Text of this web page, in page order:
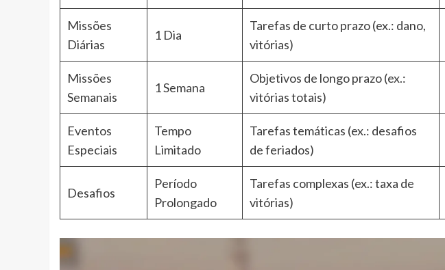
Missões
Diárias
1 Dia
Tarefas de curto prazo (ex.: dano,
vitórias)
Missões
Semanais
1 Semana
Objetivos de longo prazo (ex.:
vitórias totais)
Eventos
Especiais
Tempo
Limitado
Tarefas temáticas (ex.: desafios
de feriados)
Desafios
Período
Prolongado
Tarefas complexas (ex.: taxa de
vitórias)